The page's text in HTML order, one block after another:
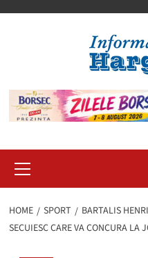
Menu
HOME SPORT
BARTALIS
SECUIESC CARE VA CONCURA LA